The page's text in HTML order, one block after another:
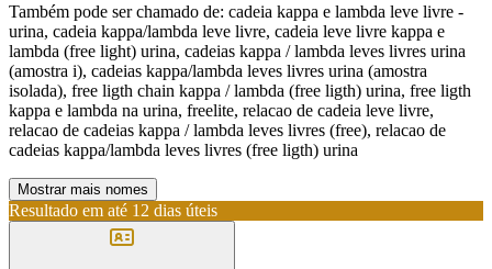
Também pode ser chamado de: cadeia kappa e lambda leve livre -
urina, cadeia kappa/lambda leve livre, cadeia leve livre kappa e
lambda (free light) urina, cadeias kappa / lambda leves livres urina
(amostra i), cadeias kappa/lambda leves livres urina (amostra
isolada), free ligth chain kappa / lambda (free ligth) urina, free ligth
kappa e lambda na urina, freelite, relacao de cadeia leve livre,
relacao de cadeias kappa / lambda leves livres (free), relacao de
cadeias kappa/lambda leves livres (free ligth) urina
Mostrar mais nomes
Resultado em até 12 dias úteis